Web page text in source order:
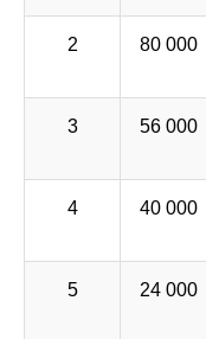
2 80 000
3 56 000
4 40 000
5 24 000